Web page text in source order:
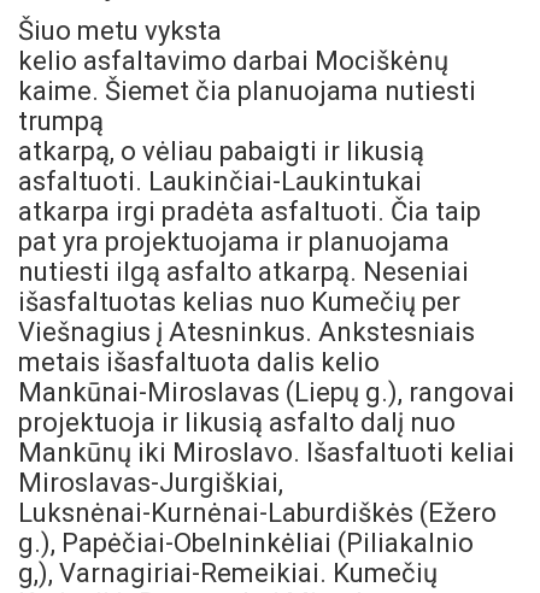
Šiuo metu vyksta
kelio asfaltavimo darbai Mociškėnų
kaime. Šiemet čia planuojama nutiesti
trumpą
atkarpą, o vėliau pabaigti ir likusią
asfaltuoti. Laukinčiai-Laukintukai
atkarpa irgi pradėta asfaltuoti. Čia taip
pat yra projektuojama ir planuojama
nutiesti ilgą asfalto atkarpą. Neseniai
išasfaltuotas kelias nuo Kumečių per
Viešnagius į Atesninkus. Ankstesniais
metais išasfaltuota dalis kelio
Mankūnai-Miroslavas (Liepų g.), rangovai
projektuoja ir likusią asfalto dalį nuo
Mankūnų iki Miroslavo. Išasfaltuoti keliai
Miroslavas-Jurgiškiai,
Luksnėnai-Kurnėnai-Laburdiškės (Ežero
g.), Papėčiai-Obelninkėliai (Piliakalnio
g,), Varnagiriai-Remeikiai. Kumečių